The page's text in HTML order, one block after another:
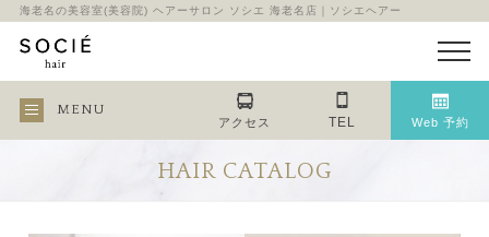
海老名の美容室(美容院) ヘアーサロン ソシエ 海老名店｜ソシエヘアー
MENU
アクセス TEL Web 予約
HAIR CATALOG